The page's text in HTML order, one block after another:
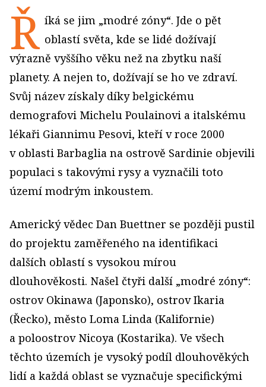
Ř íká se jim „modré zóny“. Jde o pět
oblastí světa, kde se lidé dožívají
výrazně vyššího věku než na zbytku naší
planety. A nejen to, dožívají se ho ve zdraví.
Svůj název získaly díky belgickému
demografovi Michelu Poulainovi a italskému
lékaři Giannimu Pesovi, kteří v roce 2000
v oblasti Barbaglia na ostrově Sardinie objevili
populaci s takovými rysy a vyznačili toto
území modrým inkoustem.
Americký vědec Dan Buettner se později pustil
do projektu zaměřeného na identifikaci
dalších oblastí s vysokou mírou
dlouhověkosti. Našel čtyři další „modré zóny“:
ostrov Okinawa (Japonsko), ostrov Ikaria
(Řecko), město Loma Linda (Kalifornie)
a poloostrov Nicoya (Kostarika). Ve všech
těchto územích je vysoký podíl dlouhověkých
lidí a každá oblast se vyznačuje specifickými